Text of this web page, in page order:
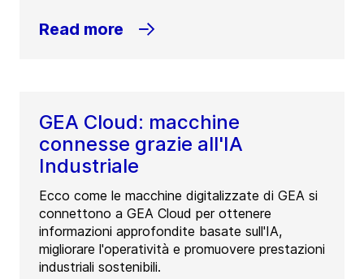
Read more
GEA Cloud: macchine
connesse grazie all'IA
Industriale
Ecco come le macchine digitalizzate di GEA si
connettono a GEA Cloud per ottenere
informazioni approfondite basate sull'IA,
migliorare l'operatività e promuovere prestazioni
industriali sostenibili.